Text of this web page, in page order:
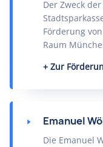
Der Zweck
Förderung
Raum
Zur
Emanuel
Die Emanuel